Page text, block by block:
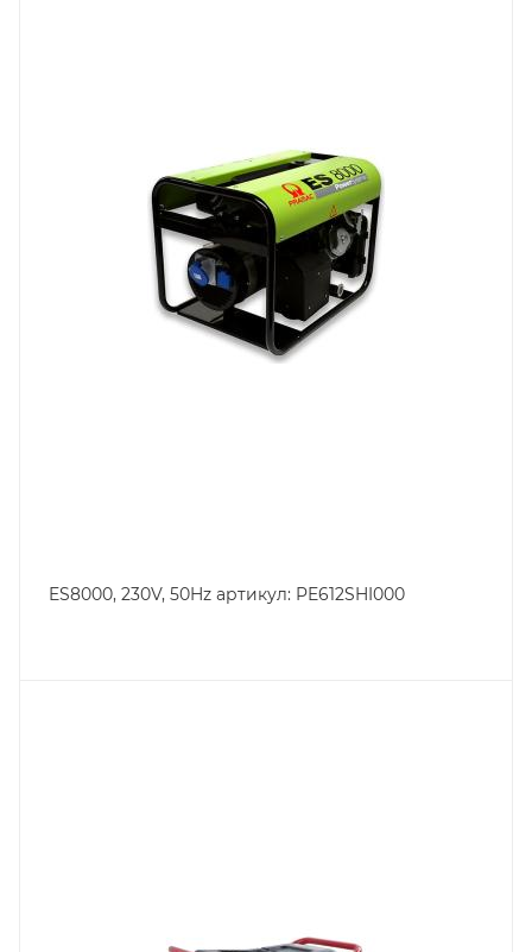
ES8000, 230V, 50Hz артикул: PE612SHI000